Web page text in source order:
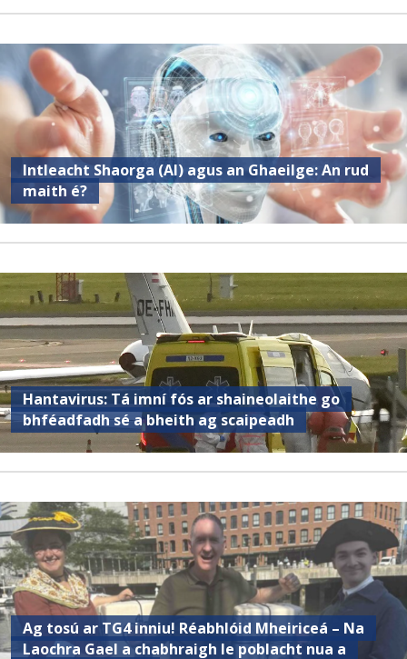
Intleacht Shaorga (AI) agus an Ghaeilge: An rud
maith é?
Hantavirus: Tá imní fós ar shaineolaithe go
bhféadfadh sé a bheith ag scaipeadh
Ag tosú ar TG4 inniu! Réabhlóid Mheiriceá – Na
Laochra Gael a chabhraigh le poblacht nua a